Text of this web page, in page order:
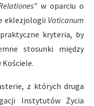
w oparciu o
eklezjologii Vaticanum
kryteria, by
stosunki między
z których druga
Instytutów Życia